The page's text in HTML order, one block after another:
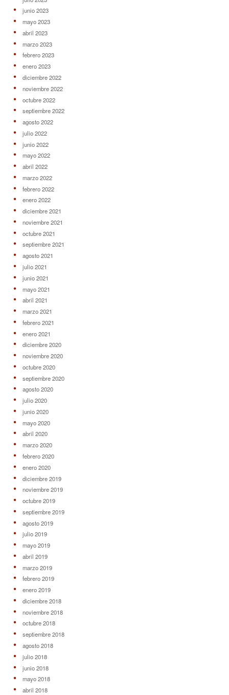
junio 2023
mayo 2023
abril 2023
marzo 2023
febrero 2023
enero 2023
diciembre 2022
noviembre 2022
octubre 2022
septiembre 2022
agosto 2022
julio 2022
junio 2022
mayo 2022
abril 2022
marzo 2022
febrero 2022
enero 2022
diciembre 2021
noviembre 2021
octubre 2021
septiembre 2021
agosto 2021
julio 2021
junio 2021
mayo 2021
abril 2021
marzo 2021
febrero 2021
enero 2021
diciembre 2020
noviembre 2020
octubre 2020
septiembre 2020
agosto 2020
julio 2020
junio 2020
mayo 2020
abril 2020
marzo 2020
febrero 2020
enero 2020
diciembre 2019
noviembre 2019
octubre 2019
septiembre 2019
agosto 2019
julio 2019
mayo 2019
abril 2019
marzo 2019
febrero 2019
enero 2019
diciembre 2018
noviembre 2018
octubre 2018
septiembre 2018
agosto 2018
julio 2018
junio 2018
mayo 2018
abril 2018